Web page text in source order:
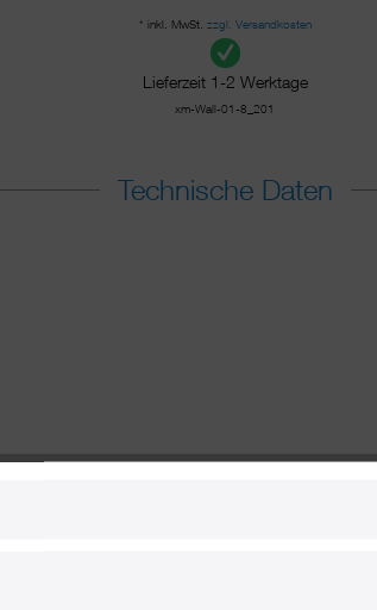
* inkl. MwSt. zzgl. Versandkosten
Lieferzeit 1-2 Werktage
xm-Wall-01-8_201
Technische Daten